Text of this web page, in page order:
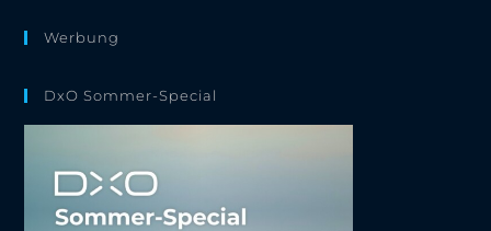
Werbung
DxO Sommer-Special